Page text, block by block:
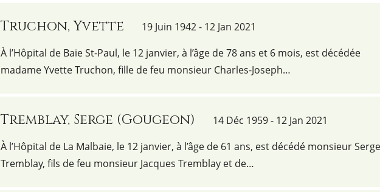
Truchon, Yvette
19 Juin 1942 - 12 Jan 2021
À l’Hôpital de Baie St-Paul, le 12 janvier, à l’âge de 78 ans et 6 mois, est décédée
madame Yvette Truchon, fille de feu monsieur Charles-Joseph…
Tremblay, Serge (Gougeon)
14 Déc 1959 - 12 Jan 2021
À l’Hôpital de La Malbaie, le 12 janvier, à l’âge de 61 ans, est décédé monsieur Serge
Tremblay, fils de feu monsieur Jacques Tremblay et de…